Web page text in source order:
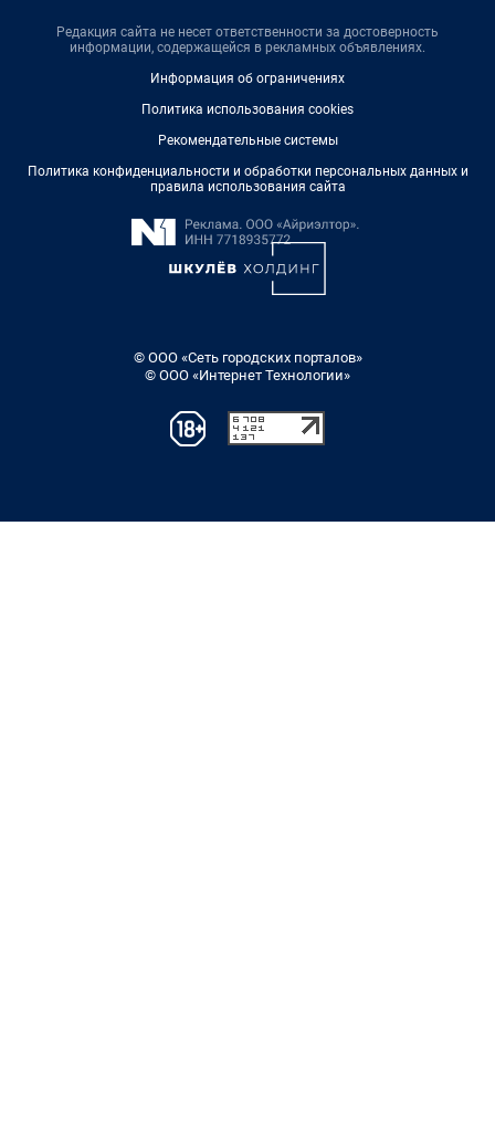
Редакция сайта не несет ответственности за достоверность
информации, содержащейся в рекламных объявлениях.
Информация об ограничениях
Политика использования cookies
Рекомендательные системы
Политика конфиденциальности и обработки персональных данных и
правила использования сайта
© ООО «Сеть городских порталов»
© ООО «Интернет Технологии»